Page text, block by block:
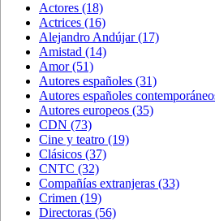
Actores (18)
Actrices (16)
Alejandro Andújar(17)
Amistad (14)
Amor(51)
Autores españoles (31)
Autores españoles
Autores europeos (35)
CDN (73)
Cine y teatro (19)
Clásicos (37)
CNTC (32)
Compañías extranjeras (33)
Crimen (19)
Directoras (56)